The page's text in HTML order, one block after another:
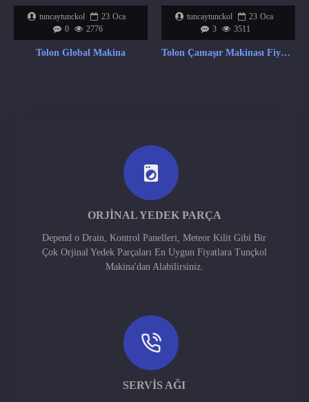
tuncaytunckol 23 Oca
0
2776
Tolon Global Makina
tuncaytunckol 23 Oca
3
3511
Tolon Çamaşır Makinası Fiyat Listesi
ORJINAL YEDEK PARÇA
Depend o Drain, Kontrol Panelleri, Meteor Kilit Gibi Bir
Çok Orjinal Yedek Parçaları En Uygun Fiyatlara Tunçkol
Makina'dan Alabilirsiniz.
SERVIS AĞI